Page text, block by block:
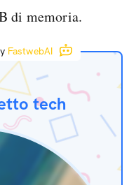
di memoria.
FastwebAI
tech